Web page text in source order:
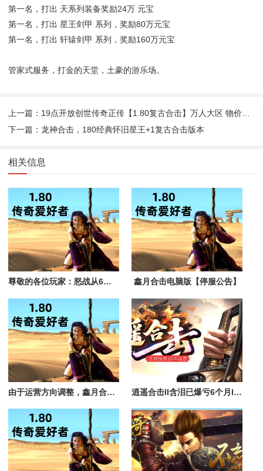
第一名，打出 天系列装备奖励24万 元宝
第一名，打出 星王剑甲 系列，奖励80万元宝
第一名，打出 轩辕剑甲 系列，奖励160万元宝
管家式服务，打金的天堂，土豪的游乐场。
下一篇：龙神合击，180经典怀旧星王+1复古合击版本
相关信息
尊敬的各位玩家：怒战从6月份开区至今也4个多月了...... 鑫月合击电脑版【停服公告】
由于运营方向调整，鑫月合击(电脑版)数据转移至鑫月三端合击进行互通。 逍遥合击II含泪已爆亏6个月II依然不离不弃II今天终于结束了。